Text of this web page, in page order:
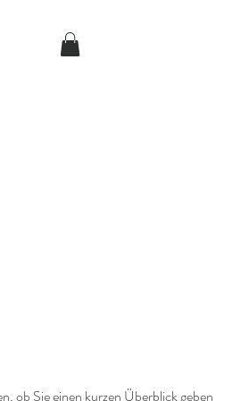
ob Sie einen kurzen Überblick geben